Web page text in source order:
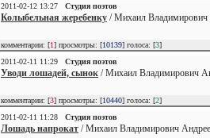
2011-02-12 13:27
Студия поэтов
Колыбельная жеребенку / Михаил Владимирович
комментарии: [1] просмотры: [10139] голоса: [3]
2011-02-11 11:29
Студия поэтов
Уводи лошадей, сынок / Михаил Владимирович
комментарии: [3] просмотры: [10440] голоса: [2]
2011-02-11 11:28
Студия поэтов
Лошадь напрокат / Михаил Владимирович